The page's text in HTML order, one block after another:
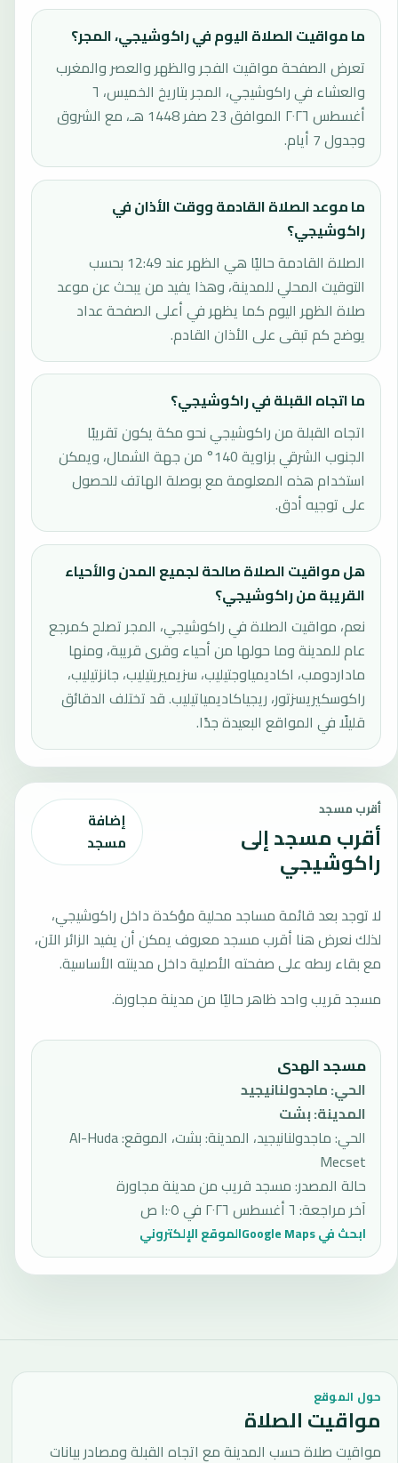
ما مواقيت الصلاة اليوم في راكوشيجي، المجر؟
تعرض الصفحة مواقيت الفجر والظهر والعصر والمغرب
والعشاء في راكوشيجي، المجر بتاريخ الخميس، ٦
أغسطس ٢٠٢٦ الموافق 23 صفر 1448 هـ، مع الشروق
وجدول 7 أيام.
ما موعد الصلاة القادمة ووقت الأذان في
راكوشيجي؟
الصلاة القادمة حاليًا هي الظهر عند 12:49 بحسب
التوقيت المحلي للمدينة، وهذا يفيد من يبحث عن موعد
صلاة الظهر اليوم كما يظهر في أعلى الصفحة عداد
يوضح كم تبقى على الأذان القادم.
ما اتجاه القبلة في راكوشيجي؟
اتجاه القبلة من راكوشيجي نحو مكة يكون تقريبًا
الجنوب الشرقي بزاوية 140° من جهة الشمال، ويمكن
استخدام هذه المعلومة مع بوصلة الهاتف للحصول
على توجيه أدق.
هل مواقيت الصلاة صالحة لجميع المدن والأحياء
القريبة من راكوشيجي؟
نعم، مواقيت الصلاة في راكوشيجي، المجر تصلح كمرجع
عام للمدينة وما حولها من أحياء وقرى قريبة، ومنها
ماداردومب، اكاديمياوجتيليب، سزيميريتيليب، جانزتيليب،
راكوسكيريسزتور، ريجياكاديمياتيليب. قد تختلف الدقائق
قليلًا في المواقع البعيدة جدًا.
أقرب مسجد
أقرب مسجد إلى
راكوشيجي
إضافة
مسجد
لا توجد بعد قائمة مساجد محلية مؤكدة داخل راكوشيجي،
لذلك نعرض هنا أقرب مسجد معروف يمكن أن يفيد الزائر الآن،
مع بقاء ربطه على صفحته الأصلية داخل مدينته الأساسية.
مسجد قريب واحد ظاهر حاليًا من مدينة مجاورة.
مسجد الهدى
الحي:ماجدولنانيجيد
المدينة:بشت
الحي: ماجدولنانيجيد، المدينة: بشت، الموقع: Al-Huda
Mecset
حالة المصدر:مسجد قريب من مدينة مجاورة
آخر مراجعة: ٦ أغسطس ٢٠٢٦ في ١:٠٥ ص
ابحث في Google Maps الموقع الإلكتروني
حول الموقع
مواقيت الصلاة
مواقيت صلاة حسب المدينة مع اتجاه القبلة ومصادر بيانات